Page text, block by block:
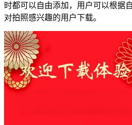
时都可以自由添加，用户可以根据
对拍照感兴趣的用户下载。